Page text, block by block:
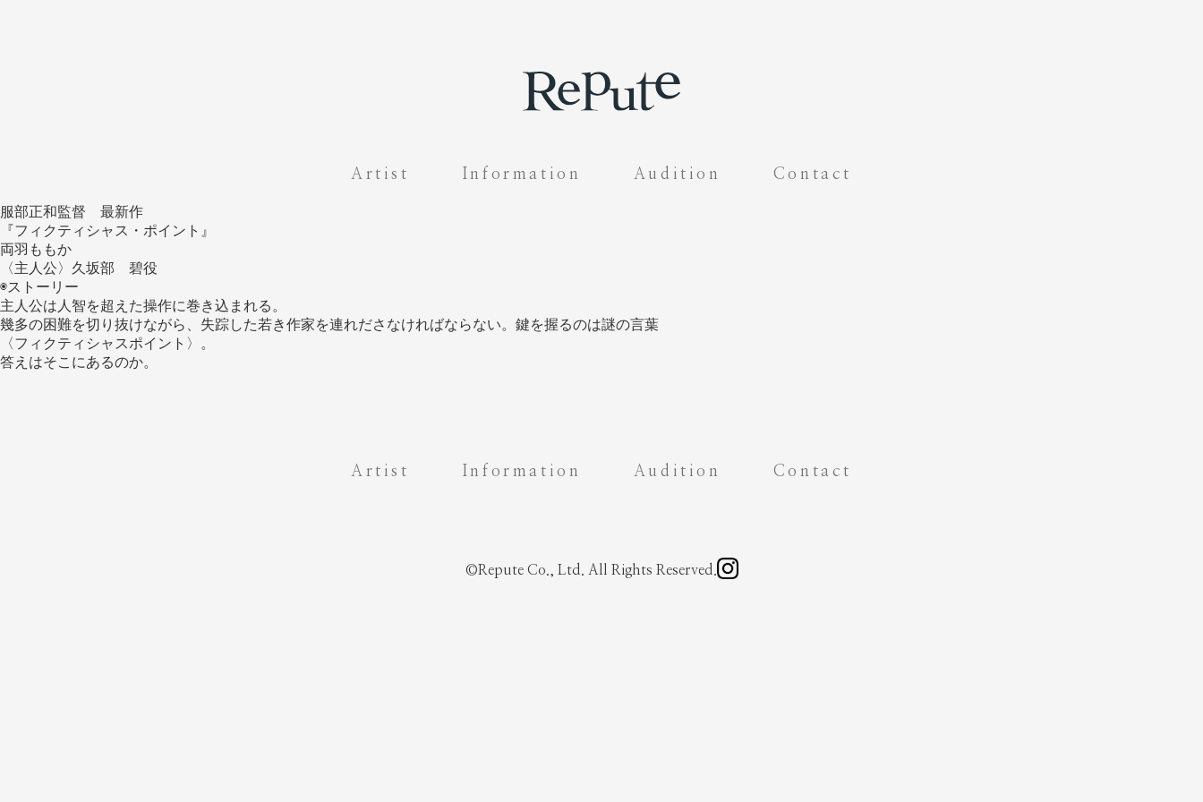
Artist Information Audition Contact
服部正和監督 最新作
『フィクティシャス・ポイント』
両羽ももか
〈主人公〉久坂部 碧役
◉ストーリー
主人公は人智を超えた操作に巻き込まれる。
幾多の困難を切り抜けながら、失踪した若き作家を連れださなければならない。鍵を握るのは謎の言葉
〈フィクティシャスポイント〉。
答えはそこにあるのか。
Artist Information Audition Contact
©Repute Co., Ltd. All Rights Reserved.